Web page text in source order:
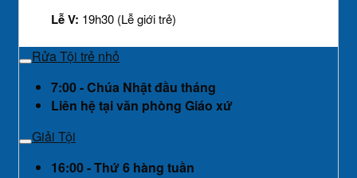
Lễ V: 19h30 (Lễ giới trẻ)
Rửa Tội trẻ nhỏ
7:00 - Chúa Nhật đầu tháng
Liên hệ tại văn phòng Giáo xứ
Giải Tội
16:00 - Thứ 6 hàng tuần